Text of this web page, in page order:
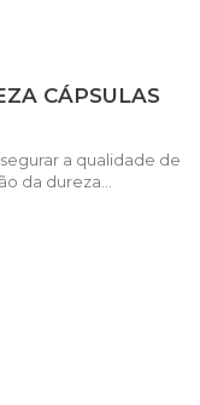
CÁPSULAS
a qualidade de
da dureza...